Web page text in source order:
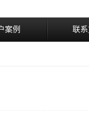
案例 联